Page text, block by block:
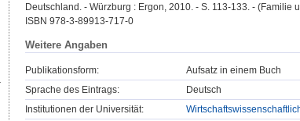
Deutschland. - Würzburg : Ergon, 2010. - S. 113-133. - (Familie
ISBN 978-3-89913-717-0
Weitere Angaben
Publikationsform:
Aufsatz in einem Buch
Sprache des Eintrags:
Deutsch
Institutionen der Universität: